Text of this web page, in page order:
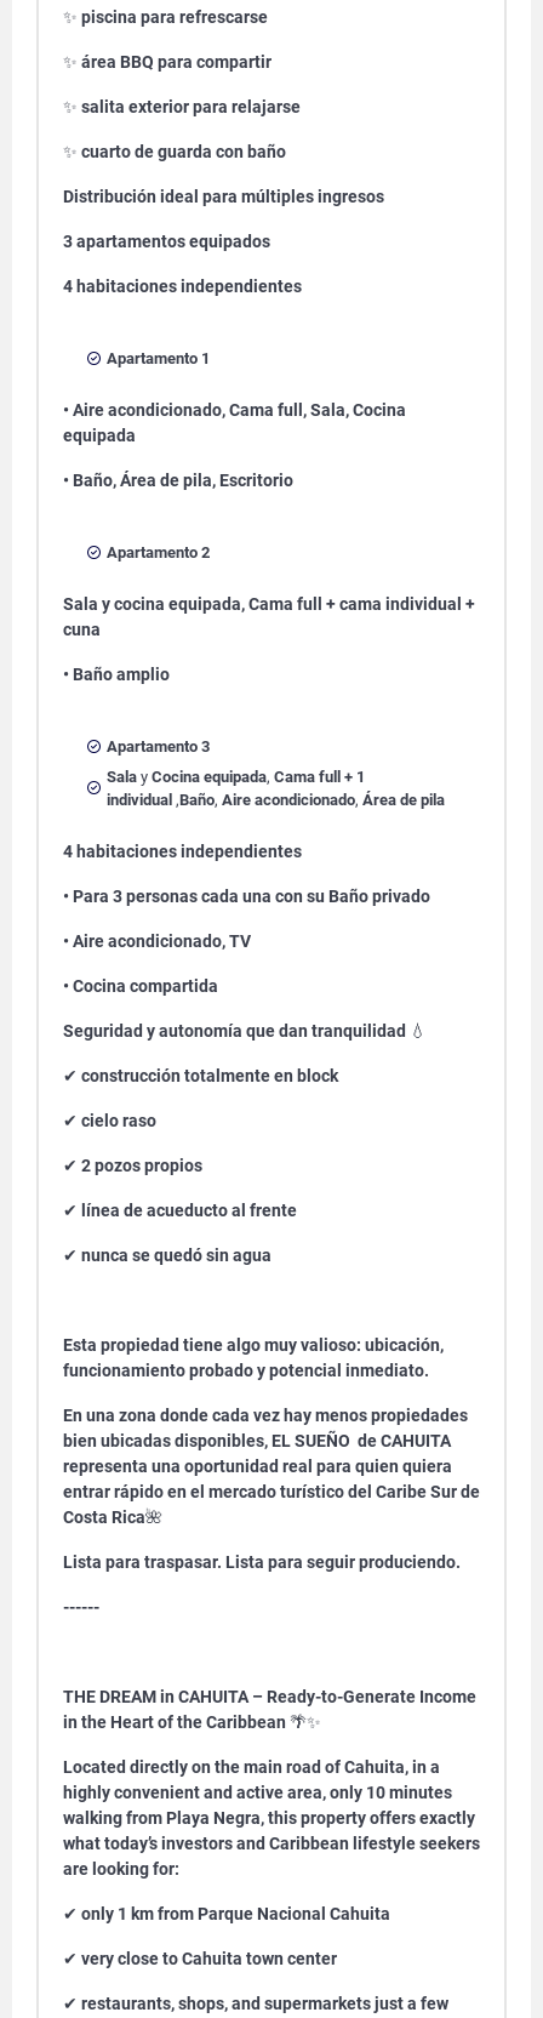
✨ piscina para refrescarse
✨ área BBQ para compartir
✨ salita exterior para relajarse
✨ cuarto de guarda con baño
Distribución ideal para múltiples ingresos
3 apartamentos equipados
4 habitaciones independientes
Apartamento 1
• Aire acondicionado, Cama full, Sala, Cocina
equipada
• Baño, Área de pila, Escritorio
Apartamento 2
Sala y cocina equipada, Cama full + cama individual +
cuna
• Baño amplio
Apartamento 3
Sala y Cocina equipada, Cama full + 1
individual ,Baño, Aire acondicionado, Área de pila
4 habitaciones independientes
• Para 3 personas cada una con su Baño privado
• Aire acondicionado, TV
• Cocina compartida
Seguridad y autonomía que dan tranquilidad 💧
✔ construcción totalmente en block
✔ cielo raso
✔ 2 pozos propios
✔ línea de acueducto al frente
✔ nunca se quedó sin agua
Esta propiedad tiene algo muy valioso: ubicación,
funcionamiento probado y potencial inmediato.
En una zona donde cada vez hay menos propiedades
bien ubicadas disponibles, EL SUEÑO de CAHUITA
representa una oportunidad real para quien quiera
entrar rápido en el mercado turístico del Caribe Sur de
Costa Rica🌺
Lista para traspasar. Lista para seguir produciendo.
------
THE DREAM in CAHUITA – Ready-to-Generate Income
in the Heart of the Caribbean 🌴✨
Located directly on the main road of Cahuita, in a
highly convenient and active area, only 10 minutes
walking from Playa Negra, this property offers exactly
what today’s investors and Caribbean lifestyle seekers
are looking for:
✔ only 1 km from Parque Nacional Cahuita
✔ very close to Cahuita town center
✔ restaurants, shops, and supermarkets just a few